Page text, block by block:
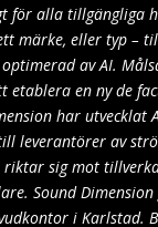
för alla tillgängliga
märke, eller typ –
av AI.
etablera en ny de
har utvecklat
leverantörer av
riktar sig mot
Sound
i Karlstad.